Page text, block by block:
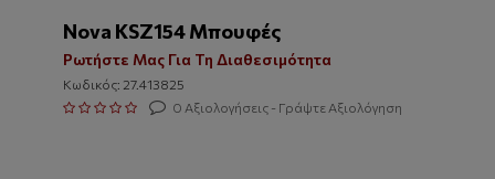
Nova KSZ154 Μπουφές
Ρωτήστε Μας Για Τη Διαθεσιμότητα
Κωδικός: 27.413825
0 Αξιολογήσεις - Γράψτε Αξιολόγηση